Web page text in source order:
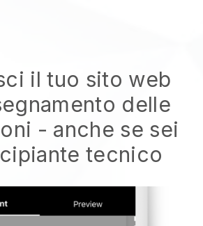
il tuo sito web
delle
- anche se sei
tecnico